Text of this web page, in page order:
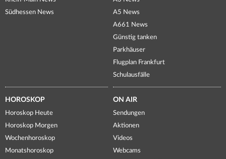
Südhessen News
A5 News
A661 News
Günstig tanken
Parkhäuser
Flugplan Frankfurt
Schulausfälle
HOROSKOP
Horoskop Heute
Horoskop Morgen
Wochenhoroskop
Monatshoroskop
ON AIR
Sendungen
Aktionen
Videos
Webcams